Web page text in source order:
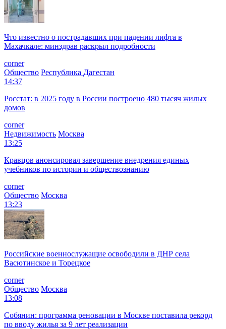
Что известно о пострадавших при падении лифта в
Махачкале: минздрав раскрыл подробности
corner
Общество Республика Дагестан
14:37
Росстат: в 2025 году в России построено 480 тысяч жилых
домов
corner
Недвижимость Москва
13:25
Кравцов анонсировал завершение внедрения единых
учебников по истории и обществознанию
corner
Общество Москва
13:23
Российские военнослужащие освободили в ДНР села
Васютинское и Торецкое
corner
Общество Москва
13:08
Собянин: программа реновации в Москве поставила рекорд
по вводу жилья за 9 лет реализации